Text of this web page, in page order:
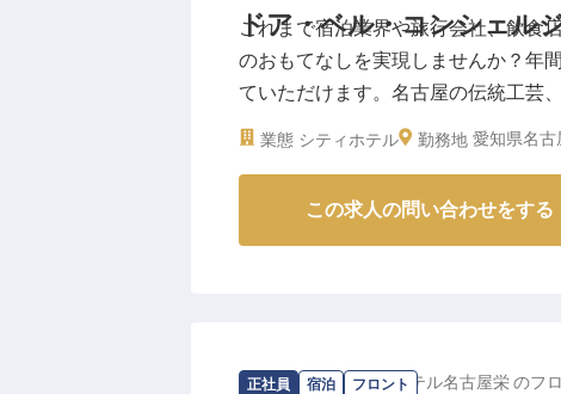
で安心してください！
シフト制のため、プライベートも充
る環境で、ホスピタリティのプロフ
あなたのアイデアや個性を活かして
※2025年09月08日時点の情報です
ドア・ベル・コンシェル
これまで宿泊業界や旅行会社、飲食
のおもてなしを実現しませんか？年
ていただけます。名古屋の伝統工芸
TOWER HOTEL NAGOYA」。地産地
業態 シティホテル 勤務地 愛知県名
この求人の問い合わせをする
正社員 宿泊 フロント
求人情報：スマイルホテル名古屋栄のフ